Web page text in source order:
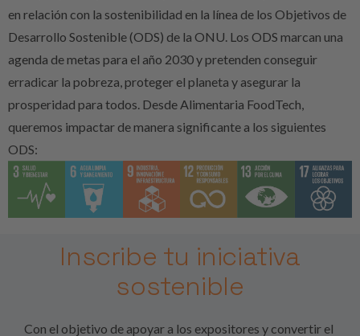
en relación con la sostenibilidad en la línea de los Objetivos de
Desarrollo Sostenible (ODS) de la ONU. Los ODS marcan una
agenda de metas para el año 2030 y pretenden conseguir
erradicar la pobreza, proteger el planeta y asegurar la
prosperidad para todos. Desde Alimentaria FoodTech,
queremos impactar de manera significante a los siguientes
ODS:
Inscribe tu iniciativa
sostenible
Con el objetivo de apoyar a los expositores y convertir el